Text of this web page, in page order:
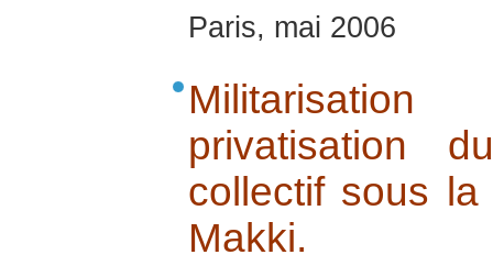
Paris, mai 2006
Militarisation
privatisation
collectif sous
Makki.